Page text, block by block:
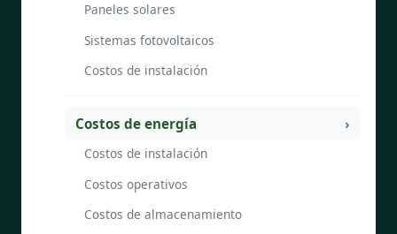
Paneles solares
Sistemas fotovoltaicos
Costos de instalación
Costos de energía
Costos de instalación
Costos operativos
Costos de almacenamiento